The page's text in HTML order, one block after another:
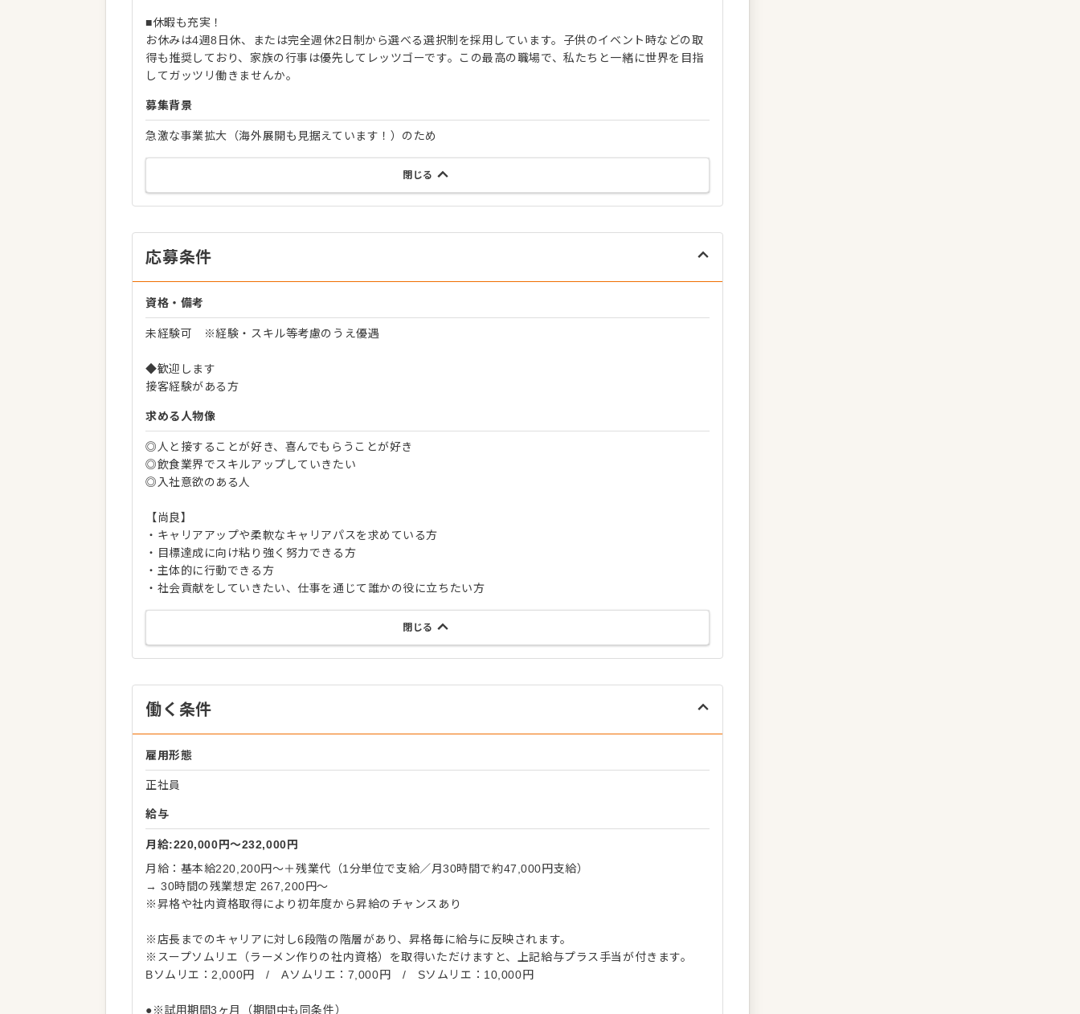
■休暇も充実！
お休みは4週8日休、または完全週休2日制から選べる選択制を採用しています。子供のイベント時などの取
得も推奨しており、家族の行事は優先してレッツゴーです。この最高の職場で、私たちと一緒に世界を目指
してガッツリ働きませんか。
募集背景
急激な事業拡大（海外展開も見据えています！）のため
閉じる
応募条件
資格・備考
未経験可 ※経験・スキル等考慮のうえ優遇
◆歓迎します
接客経験がある方
求める人物像
◎人と接することが好き、喜んでもらうことが好き
◎飲食業界でスキルアップしていきたい
◎入社意欲のある人
【尚良】
・キャリアアップや柔軟なキャリアパスを求めている方
・目標達成に向け粘り強く努力できる方
・主体的に行動できる方
・社会貢献をしていきたい、仕事を通じて誰かの役に立ちたい方
閉じる
働く条件
雇用形態
正社員
給与
月給:220,000円〜232,000円
月給：基本給220,200円～＋残業代（1分単位で支給／月30時間で約47,000円支給）
→ 30時間の残業想定 267,200円～
※昇格や社内資格取得により初年度から昇給のチャンスあり
※店長までのキャリアに対し6段階の階層があり、昇格毎に給与に反映されます。
※スープソムリエ（ラーメン作りの社内資格）を取得いただけますと、上記給与プラス手当が付きます。
Bソムリエ：2,000円 / Aソムリエ：7,000円 / Sソムリエ：10,000円
●※試用期間3ヶ月（期間中も同条件）